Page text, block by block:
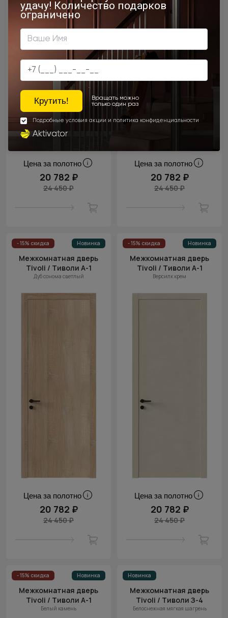
Цена за полотно
20 782 ₽
24 450 ₽
Цена за полотно
20 782 ₽
24 450 ₽
- 15% скидка Новинка
Межкомнатная дверь
Tivoli / Тиволи А-1
Дуб сонома светлый
Цена за полотно
20 782 ₽
24 450 ₽
- 15% скидка Новинка
Межкомнатная дверь
Tivoli / Тиволи А-1
Версилк крем
Цена за полотно
20 782 ₽
24 450 ₽
- 15% скидка Новинка
Межкомнатная дверь
Tivoli / Тиволи А-1
Белый камень
Новинка
Межкомнатная дверь
Tivoli / Тиволи З-4
Белоснежная мягкая шагрень